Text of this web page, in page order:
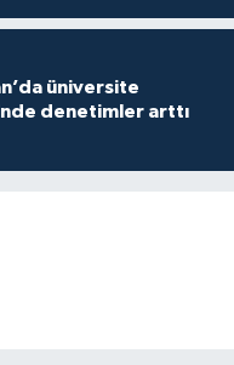
üniversite
denetimler arttı